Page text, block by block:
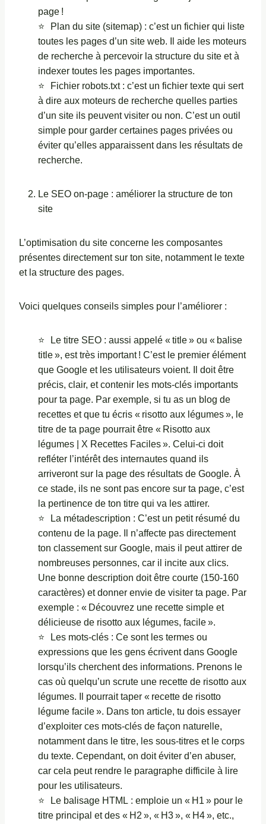
page !
Plan du site (sitemap) : c’est un fichier qui liste
toutes les pages d’un site web. Il aide les moteurs
de recherche à percevoir la structure du site et à
indexer toutes les pages importantes.
Fichier robots.txt : c’est un fichier texte qui sert
à dire aux moteurs de recherche quelles parties
d’un site ils peuvent visiter ou non. C’est un outil
simple pour garder certaines pages privées ou
éviter qu’elles apparaissent dans les résultats de
recherche.
Le SEO on-page : améliorer la structure de ton
site
L’optimisation du site concerne les composantes
présentes directement sur ton site, notamment le texte
et la structure des pages.
Voici quelques conseils simples pour l’améliorer :
Le titre SEO : aussi appelé « title » ou « balise
title », est très important ! C’est le premier élément
que Google et les utilisateurs voient. Il doit être
précis, clair, et contenir les mots-clés importants
pour ta page. Par exemple, si tu as un blog de
recettes et que tu écris « risotto aux légumes », le
titre de ta page pourrait être « Risotto aux
légumes | X Recettes Faciles ». Celui-ci doit
refléter l’intérêt des internautes quand ils
arriveront sur la page des résultats de Google. À
ce stade, ils ne sont pas encore sur ta page, c’est
la pertinence de ton titre qui va les attirer.
La métadescription : C’est un petit résumé du
contenu de la page. Il n’affecte pas directement
ton classement sur Google, mais il peut attirer de
nombreuses personnes, car il incite aux clics.
Une bonne description doit être courte (150-160
caractères) et donner envie de visiter ta page. Par
exemple : « Découvrez une recette simple et
délicieuse de risotto aux légumes, facile ».
Les mots-clés : Ce sont les termes ou
expressions que les gens écrivent dans Google
lorsqu’ils cherchent des informations. Prenons le
cas où quelqu’un scrute une recette de risotto aux
légumes. Il pourrait taper « recette de risotto
légume facile ». Dans ton article, tu dois essayer
d’exploiter ces mots-clés de façon naturelle,
notamment dans le titre, les sous-titres et le corps
du texte. Cependant, on doit éviter d’en abuser,
car cela peut rendre le paragraphe difficile à lire
pour les utilisateurs.
Le balisage HTML : emploie un « H1 » pour le
titre principal et des « H2 », « H3 », « H4 », etc.,